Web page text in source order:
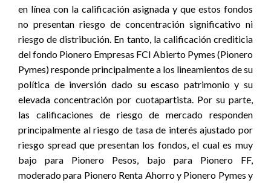
en línea con la calificación asignada y que estos fondos
no presentan riesgo de concentración significativo ni
riesgo de distribución. En tanto, la calificación crediticia
del fondo Pionero Empresas FCI Abierto Pymes (Pionero
Pymes) responde principalmente a los lineamientos de su
política de inversión dado su escaso patrimonio y su
elevada concentración por cuotapartista. Por su parte,
las calificaciones de riesgo de mercado responden
principalmente al riesgo de tasa de interés ajustado por
riesgo spread que presentan los fondos, el cual es muy
bajo para Pionero Pesos, bajo para Pionero FF,
moderado para Pionero Renta Ahorro y Pionero Pymes y